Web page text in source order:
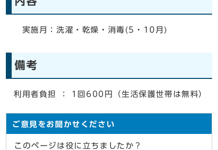
実施月：洗濯・乾燥・消毒(5・10月)
備考
利用者負担 ： 1回600円（生活保護世帯は無料）
ご意見をお聞かせください
このページは役に立ちましたか？